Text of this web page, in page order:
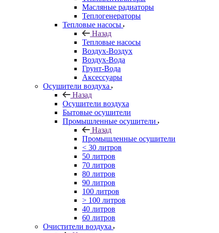
Масляные радиаторы
Теплогенераторы
Тепловые насосы
Назад
Тепловые насосы
Воздух-Воздух
Воздух-Вода
Грунт-Вода
Аксессуары
Осушители воздуха
Назад
Осушители воздуха
Бытовые осушители
Промышленные осушители
Назад
Промышленные осушители
< 30 литров
50 литров
70 литров
80 литров
90 литров
100 литров
> 100 литров
40 литров
60 литров
Очистители воздуха